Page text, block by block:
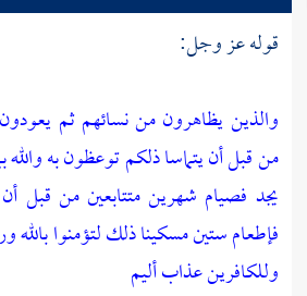
قوله عز وجل:
والذين يظاهرون من نسائهم ثم يعودون
من قبل أن يتماسا ذلكم توعظون به والله
يجد فصيام شهرين متتابعين من قبل
فإطعام ستين مسكينا ذلك لتؤمنوا
وللكافرين عذاب أليم